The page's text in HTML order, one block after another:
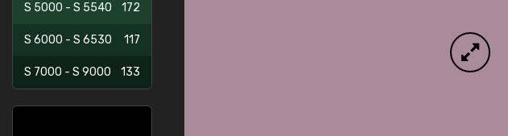
S 5000 - S 5540 172
S 6000 - S 6530 117
S 7000 - S 9000 133